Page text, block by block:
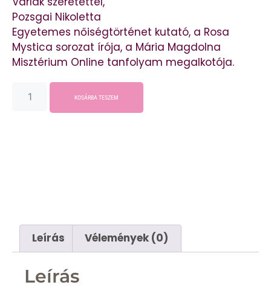
Pozsgai Nikoletta
Egyetemes nőiségtörténet kutató, a Rosa
Mystica sorozat írója, a Mária Magdolna
Misztérium Online tanfolyam megalkotója.
KOSÁRBA TESZEM
Leírás Vélemények (0)
Leírás